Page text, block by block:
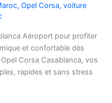
, Opel Corsa, voiture
Aéroport pour profiter
et confortable dès
Corsa Casablanca, vos
rapides et sans stress